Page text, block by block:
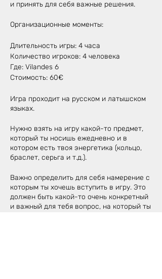
и принять для себя важные решения.
Организационные моменты:
Длительность игры: 4 часа
Количество игроков: 4 человека
Где: Vilandes 6
Стоимость: 60€
Игра проходит на русском и латышском
языках.
Нужно взять на игру какой-то предмет,
который ты носишь ежедневно и в
котором есть твоя энергетика (кольцо,
браслет, серьга и т.д.).
Важно определить для себя намерение с
которым ты хочешь вступить в игру. Это
должен быть какой-то очень конкретный
и важный для тебя вопрос, на который ты